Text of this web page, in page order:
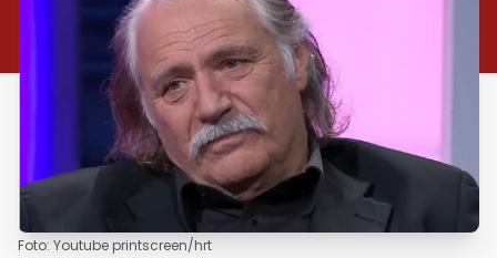
Foto: Youtube printscreen/hrt